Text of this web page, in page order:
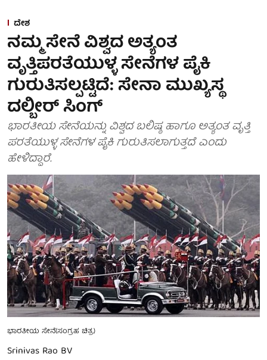
ದೇಶ
ನಮ್ಮ ಸೇನೆ ವಿಶ್ವದ ಅತ್ಯಂತ
ವೃತ್ತಿಪರತೆಯುಳ್ಳ ಸೇನೆಗಳ ಪೈಕಿ
ಗುರುತಿಸಲ್ಪಟ್ಟಿದೆ: ಸೇನಾ ಮುಖ್ಯಸ್ಥ
ದಲ್ಬೀರ್ ಸಿಂಗ್
ಭಾರತೀಯ ಸೇನೆಯನ್ನು ವಿಶ್ವದ ಬಲಿಷ್ಠ ಹಾಗೂ ಅತ್ಯಂತ ವೃತ್ತಿ
ಪರತೆಯುಳ್ಳ ಸೇನೆಗಳ ಪೈಕಿ ಗುರುತಿಸಲಾಗುತ್ತದೆ ಎಂದು
ಹೇಳಿದ್ದಾರೆ.
ಭಾರತೀಯ ಸೇನೆ(ಸಂಗ್ರಹ ಚಿತ್ರ)
Srinivas Rao BV